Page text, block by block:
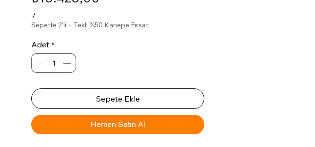
/
Sepette 2'li + Tekli %50 Kanepe Fırsatı
Adet *
Sepete Ekle
Hemen Satın Al